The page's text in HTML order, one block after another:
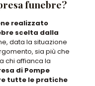
funebre?
realizzato
scelta dalla
data la situazione
sia più che
chi affianca la
di Pompe
tutte le pratiche